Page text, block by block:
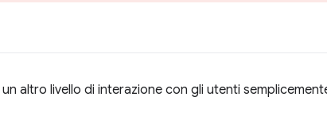
altro livello di interazione con gli utenti